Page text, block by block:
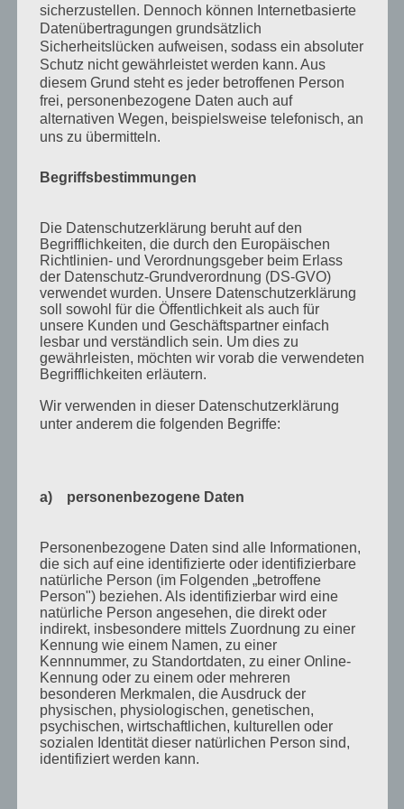
April 2013
März 2013
August 2012
Juli 2012
April 2012
November 2011
Oktober 2011
September 2011
August 2011
Juli 2011
Juni 2011
Mai 2011
Februar 2011
Dezember 2010
November 2010
Oktober 2010
September 2010
August 2010
Juli 2010
Juni 2010
sicherzustellen. Dennoch können Internetbasierte
Datenübertragungen grundsätzlich
Sicherheitslücken aufweisen, sodass ein absoluter
Schutz nicht gewährleistet werden kann. Aus
diesem Grund steht es jeder betroffenen Person
frei, personenbezogene Daten auch auf
alternativen Wegen, beispielsweise telefonisch, an
uns zu übermitteln.
Begriffsbestimmungen
Die Datenschutzerklärung beruht auf den
Begrifflichkeiten, die durch den Europäischen
Richtlinien- und Verordnungsgeber beim Erlass
der Datenschutz-Grundverordnung (DS-GVO)
verwendet wurden. Unsere Datenschutzerklärung
soll sowohl für die Öffentlichkeit als auch für
unsere Kunden und Geschäftspartner einfach
lesbar und verständlich sein. Um dies zu
gewährleisten, möchten wir vorab die verwendeten
Begrifflichkeiten erläutern.
Wir verwenden in dieser Datenschutzerklärung
unter anderem die folgenden Begriffe:
a) personenbezogene Daten
Personenbezogene Daten sind alle Informationen,
die sich auf eine identifizierte oder identifizierbare
natürliche Person (im Folgenden „betroffene
Person") beziehen. Als identifizierbar wird eine
natürliche Person angesehen, die direkt oder
indirekt, insbesondere mittels Zuordnung zu einer
Kennung wie einem Namen, zu einer
Kennnummer, zu Standortdaten, zu einer Online-
Kennung oder zu einem oder mehreren
besonderen Merkmalen, die Ausdruck der
physischen, physiologischen, genetischen,
psychischen, wirtschaftlichen, kulturellen oder
sozialen Identität dieser natürlichen Person sind,
identifiziert werden kann.